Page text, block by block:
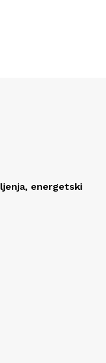
energetski